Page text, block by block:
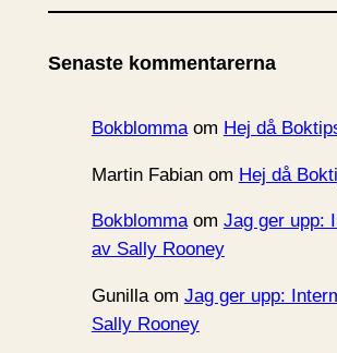
k
v
Senaste kommentarerna
Bokblommaom Hej då
Martin Fabianom Hej då
Bokblommaom Jag ger upp:
av Sally Rooney
Gunillaom Jag ger upp:
Sally Rooney